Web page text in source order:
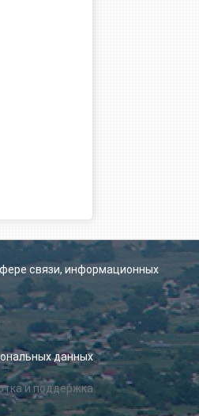
связи, информационных
данных
и поддержка